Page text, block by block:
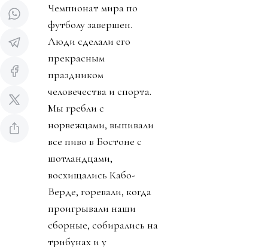
Чемпионат мира по
футболу завершен.
Люди сделали его
прекрасным
праздником
человечества и спорта.
Мы гребли с
норвежцами, выпивали
все пиво в Бостоне с
шотландцами,
восхищались Кабо-
Верде, горевали, когда
проигрывали наши
сборные, собирались на
трибунах и у